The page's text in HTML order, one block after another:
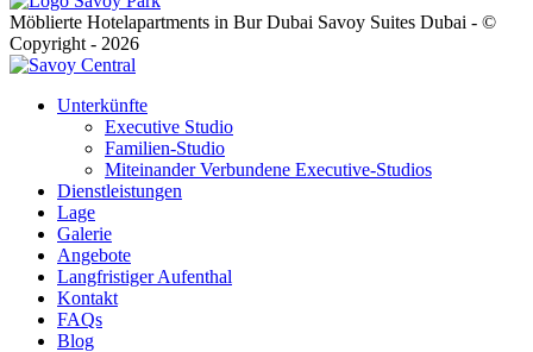
Möblierte Hotelapartments in Bur Dubai Savoy Suites Dubai - ©
Copyright - 2026
Unterkünfte
Executive Studio
Familien-Studio
Miteinander Verbundene Executive-Studios
Dienstleistungen
Lage
Galerie
Angebote
Langfristiger Aufenthal
Kontakt
FAQs
Blog